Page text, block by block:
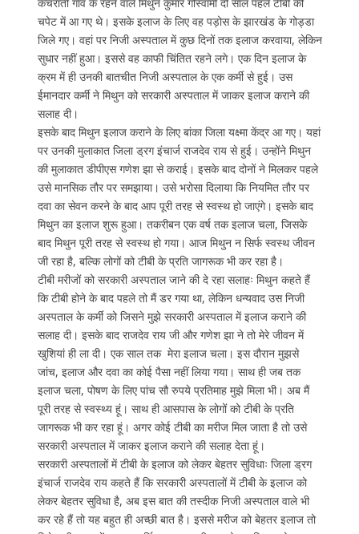
कचराती गांव के रहने वाले मिथुन कुमार गोस्वामी दो साल पहले टीबी की
चपेट में आ गए थे। इसके इलाज के लिए वह पड़ोस के झारखंड के गोड्डा
जिले गए। वहां पर निजी अस्पताल में कुछ दिनों तक इलाज करवाया, लेकिन
सुधार नहीं हुआ। इससे वह काफी चिंतित रहने लगे। एक दिन इलाज के
क्रम में ही उनकी बातचीत निजी अस्पताल के एक कर्मी से हुई। उस
ईमानदार कर्मी ने मिथुन को सरकारी अस्पताल में जाकर इलाज कराने की
सलाह दी।
इसके बाद मिथुन इलाज कराने के लिए बांका जिला यक्ष्मा केंद्र आ गए। यहां
पर उनकी मुलाकात जिला ड्रग इंचार्ज राजदेव राय से हुई। उन्होंने मिथुन
की मुलाकात डीपीएस गणेश झा से कराई। इसके बाद दोनों ने मिलकर पहले
उसे मानसिक तौर पर समझाया। उसे भरोसा दिलाया कि नियमित तौर पर
दवा का सेवन करने के बाद आप पूरी तरह से स्वस्थ हो जाएंगे। इसके बाद
मिथुन का इलाज शुरू हुआ। तकरीबन एक वर्ष तक इलाज चला, जिसके
बाद मिथुन पूरी तरह से स्वस्थ हो गया। आज मिथुन न सिर्फ स्वस्थ जीवन
जी रहा है, बल्कि लोगों को टीबी के प्रति जागरूक भी कर रहा है।
टीबी मरीजों को सरकारी अस्पताल जाने की दे रहा सलाहः मिथुन कहते हैं
कि टीबी होने के बाद पहले तो मैं डर गया था, लेकिन धन्यवाद उस निजी
अस्पताल के कर्मी को जिसने मुझे सरकारी अस्पताल में इलाज कराने की
सलाह दी। इसके बाद राजदेव राय जी और गणेश झा ने तो मेरे जीवन में
खुशियां ही ला दी। एक साल तक मेरा इलाज चला। इस दौरान मुझसे
जांच, इलाज और दवा का कोई पैसा नहीं लिया गया। साथ ही जब तक
इलाज चला, पोषण के लिए पांच सौ रुपये प्रतिमाह मुझे मिला भी। अब मैं
पूरी तरह से स्वस्थ्य हूं। साथ ही आसपास के लोगों को टीबी के प्रति
जागरूक भी कर रहा हूं। अगर कोई टीबी का मरीज मिल जाता है तो उसे
सरकारी अस्पताल में जाकर इलाज कराने की सलाह देता हूं।
सरकारी अस्पतालों में टीबी के इलाज को लेकर बेहतर सुविधाः जिला ड्रग
इंचार्ज राजदेव राय कहते हैं कि सरकारी अस्पतालों में टीबी के इलाज को
लेकर बेहतर सुविधा है, अब इस बात की तस्दीक निजी अस्पताल वाले भी
कर रहे हैं तो यह बहुत ही अच्छी बात है। इससे मरीज को बेहतर इलाज तो